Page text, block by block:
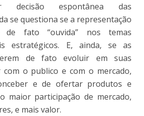
decisão espontânea das
se questiona se a representação
de fato “ouvida” nos temas
estratégicos. E, ainda, se as
de fato evoluir em suas
com o publico e com o mercado,
e de ofertar produtos e
maior participação de mercado,
e mais valor.